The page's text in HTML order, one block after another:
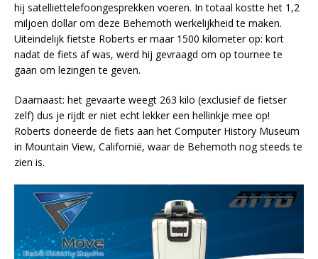
hij satelliettelefoongesprekken voeren. In totaal kostte het 1,2
miljoen dollar om deze Behemoth werkelijkheid te maken.
Uiteindelijk fietste Roberts er maar 1500 kilometer op: kort
nadat de fiets af was, werd hij gevraagd om op tournee te
gaan om lezingen te geven.
Daarnaast: het gevaarte weegt 263 kilo (exclusief de fietser
zelf) dus je rijdt er niet echt lekker een hellinkje mee op!
Roberts doneerde de fiets aan het Computer History Museum
in Mountain View, Californië, waar de Behemoth nog steeds te
zien is.